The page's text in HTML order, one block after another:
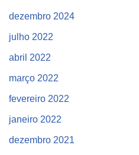
dezembro 2024
julho 2022
abril 2022
março 2022
fevereiro 2022
janeiro 2022
dezembro 2021